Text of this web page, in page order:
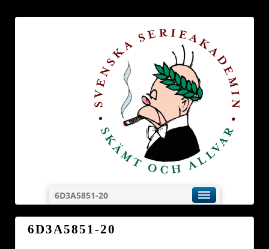
6D3A5851-20
6D3A5851-20